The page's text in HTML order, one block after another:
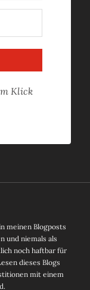
Klick
meinen Blogposts
und niemals als
noch haftbar für
dieses Blogs
mit einem